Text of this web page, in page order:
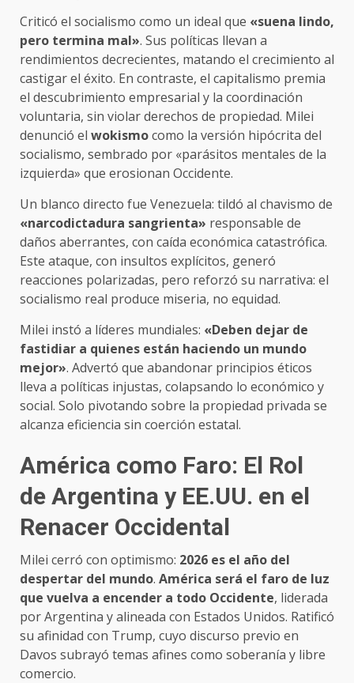
Criticó el socialismo como un ideal que «suena lindo,
pero termina mal». Sus políticas llevan a
rendimientos decrecientes, matando el crecimiento al
castigar el éxito. En contraste, el capitalismo premia
el descubrimiento empresarial y la coordinación
voluntaria, sin violar derechos de propiedad. Milei
denunció el wokismocomo la versión hipócrita del
socialismo, sembrado por «parásitos mentales de la
izquierda» que erosionan Occidente.
Un blanco directo fue Venezuela: tildó al chavismo de
«narcodictadura sangrienta» responsable de
daños aberrantes, con caída económica catastrófica.
Este ataque, con insultos explícitos, generó
reacciones polarizadas, pero reforzó su narrativa: el
socialismo real produce miseria, no equidad.
Milei instó a líderes mundiales: «Deben dejar de
fastidiar a quienes están haciendo un mundo
mejor». Advertó que abandonar principios éticos
lleva a políticas injustas, colapsando lo económico y
social. Solo pivotando sobre la propiedad privada se
alcanza eficiencia sin coerción estatal.
América como Faro: El Rol
de Argentina y EE.UU. en el
Renacer Occidental
Milei cerró con optimismo: 2026 es el año del
despertar del mundo. América será el faro de luz
que vuelva a encender a todo Occidente, liderada
por Argentina y alineada con Estados Unidos. Ratificó
su afinidad con Trump, cuyo discurso previo en
Davos subrayó temas afines como soberanía y libre
comercio.